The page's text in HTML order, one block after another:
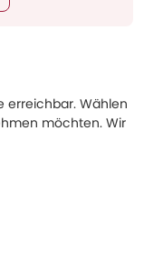
erreichbar. Wählen
möchten. Wir